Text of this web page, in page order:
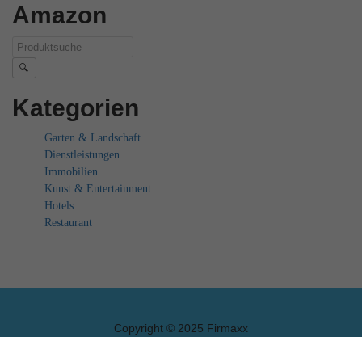
Amazon
🔍
Kategorien
Garten & Landschaft
Dienstleistungen
Immobilien
Kunst & Entertainment
Hotels
Restaurant
Copyright © 2025 Firmaxx